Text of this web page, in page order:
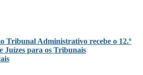
Tribunal Administrativo recebe o 12.º
Juízes para os Tribunais